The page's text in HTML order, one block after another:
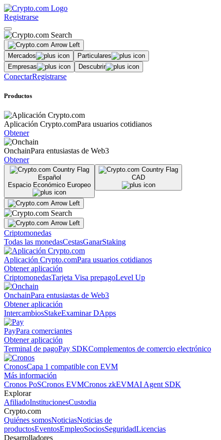
Registrarse
Mercados
Particulares
Empresas
Descubrir
ConectarRegistrarse
Productos
Aplicación Crypto.comPara usuarios cotidianos
Obtener
OnchainPara entusiastas de Web3
Obtener
Español
Espacio Económico Europeo
CAD
Criptomonedas
Todas las monedasCestasGanarStaking
Aplicación Crypto.comPara usuarios cotidianos
Obtener aplicación
CriptomonedasTarjeta Visa prepagoLevel Up
OnchainPara entusiastas de Web3
Obtener aplicación
IntercambiosStakeExaminar DApps
PayPara comerciantes
Obtener aplicación
Terminal de pagoPay SDKComplementos de comercio electrónico
CronosCapa 1 compatible con EVM
Más información
Cronos PoSCronos EVMCronos zkEVMAI Agent SDK
Explorar
AfiliadoInstitucionesCustodia
Crypto.com
Quiénes somosNoticiasNoticias de
productosEventosEmpleoSociosSeguridadLicencias
Desarrolladores